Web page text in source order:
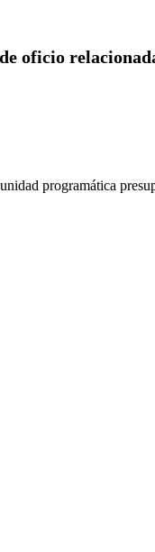
oficio
programática